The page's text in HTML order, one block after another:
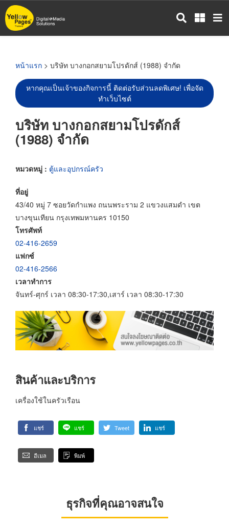
ข้าม
ไป
หน้าแรก > บริษัท บางกอกสยามโปรดักส์ (1988) จำกัด
หากคุณเป็นเจ้าของกิจการนี้ ติดต่อรับส่วนลดพิเศษ! เพื่อจัด
ทำเว็บไซต์
บริษัท บางกอกสยามโปรดักส์
(1988) จำกัด
หมวดหมู่ : ตู้และอุปกรณ์ครัว
ที่อยู่
43/40 หมู่ 7 ซอยวัดกำแพง ถนนพระราม 2 แขวงแสมดำ เขต
บางขุนเทียน กรุงเทพมหานคร 10150
โทรศัพท์
02-416-2659
แฟกซ์
02-416-2566
เวลาทำการ
จันทร์-ศุกร์ เวลา 08:30-17:30,เสาร์ เวลา 08:30-17:30
สินค้าและบริการ
เครื่องใช้ในครัวเรือน
แชร์ แชร์ Tweet แชร์
อีเมล พิมพ์
ธุรกิจที่คุณอาจสนใจ